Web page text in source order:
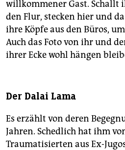
willkommener Gast. Schallt
den Flur, stecken hier und
ihre Köpfe aus den Büros,
Auch das Foto von ihr und
ihrer Ecke wohl hängen
Der Dalai Lama
Es erzählt von deren
Jahren. Schedlich hat ihm
Traumatisierten aus Ex-